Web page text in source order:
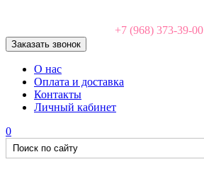
+7 (968) 373-39-00
Заказать звонок
О нас
Оплата и доставка
Контакты
Личный кабинет
0